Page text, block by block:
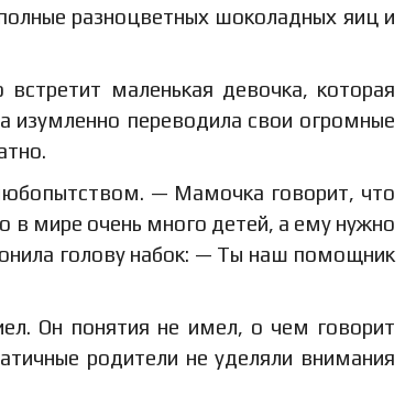
разноцветных шоколадных яиц и
маленькая девочка, которая
изумленно переводила свои огромные
— Мамочка говорит, что
в мире очень много детей, а ему нужно
голову набок: — Ты наш помощник
Он понятия не имел, о чем говорит
родители не уделяли внимания